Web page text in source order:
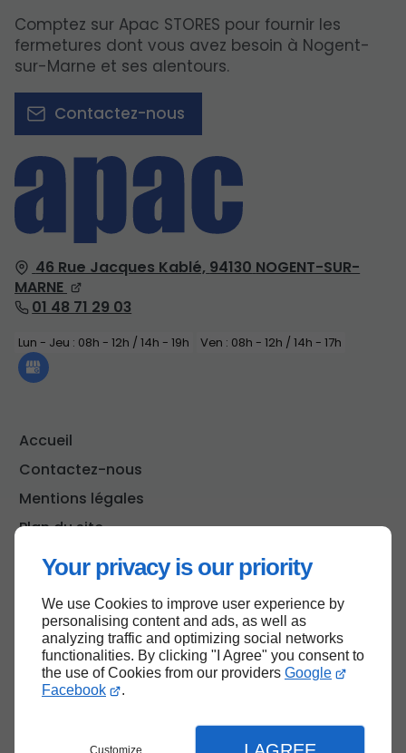
Your privacy is our priority
We use Cookies to improve user experience by
personalising content and ads, as well as
analyzing traffic and optimizing social networks
functionalities. By clicking "I Agree" you consent to
the use of Cookies from our providers Google
Facebook
.
Customize
46 Rue Jacques Kablé, 94130 NOGENT-SUR-
MARNE
01 48 71 29 03
Lun - Jeu : 08h - 12h / 14h - 19h Ven : 08h - 12h / 14h - 17h
Accueil
Contactez-nous
Mentions légales
Plan du site
Comptez sur Apac STORES pour fournir les
fermetures dont vous avez besoin à Nogent-
sur-Marne et ses alentours.
Contactez-nous
Haut de page